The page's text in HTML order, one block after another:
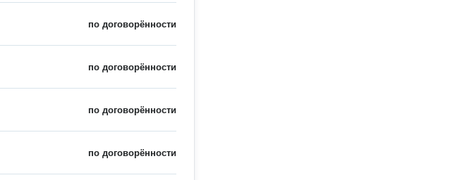
по договорённости
по договорённости
по договорённости
по договорённости